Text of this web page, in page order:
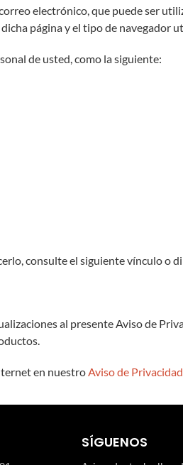
electrónico, que puede ser
página y el tipo de navegador
de usted, como la siguiente:
consulte el siguiente vínculo o
al presente Aviso de
en nuestroAviso de Privacidad
SÍGUENOS